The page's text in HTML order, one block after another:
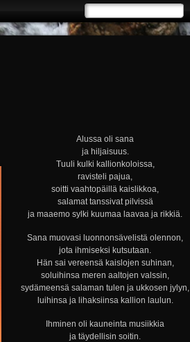
Alussa oli sana
ja hiljaisuus.
Tuuli kulki kallionkoloissa,
ravisteli pajua,
soitti vaahtopäillä kaislikkoa,
salamat tanssivat pilvissä
ja maaemo sylki kuumaa laavaa ja rikkiä.
Sana muovasi luonnonsävelistä olennon,
jota ihmiseksi kutsutaan.
Hän sai vereensä kaislojen suhinan,
soluihinsa meren aaltojen valssin,
sydämeensä salaman tulen ja ukkosen jylyn,
luihinsa ja lihaksiinsa kallion laulun.
Ihminen oli kauneinta musiikkia
ja täydellisin soitin.